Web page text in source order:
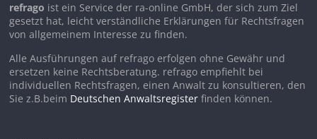
refrago ist ein Service der ra-online GmbH, der sich zum Ziel
gesetzt hat, leicht verständliche Erklärungen für Rechtsfragen
von allgemeinem Interesse zu finden.
Alle Ausführungen auf refrago erfolgen ohne Gewähr und
ersetzen keine Rechtsberatung. refrago empfiehlt bei
individuellen Rechtsfragen, einen Anwalt zu konsultieren, den
Sie z.B.beim Deutschen Anwaltsregister finden können.